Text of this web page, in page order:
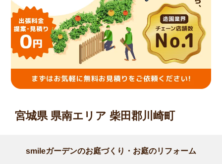
宮城県 県南エリア 柴田郡川崎町
smileガーデンのお庭づくり・お庭のリフォーム